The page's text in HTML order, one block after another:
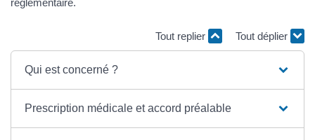
réglementaire.
Tout replier Tout déplier
Qui est concerné ?
Prescription médicale et accord préalable